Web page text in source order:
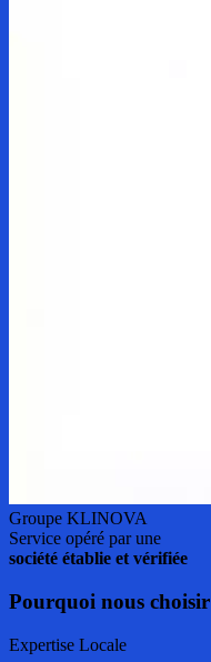
Groupe KLINOVA
Service opéré par une
société établie et vérifiée
Pourquoi nous choisir
Expertise Locale